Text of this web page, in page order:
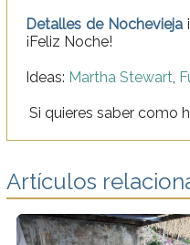
Detalles de Nochevieja
¡Feliz Noche!
Ideas: Martha Stewart,
Si quieres saber como
Artículos